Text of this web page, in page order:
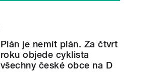
Plán je nemít plán. Za čtvrt
roku objede cyklista
všechny české obce na D